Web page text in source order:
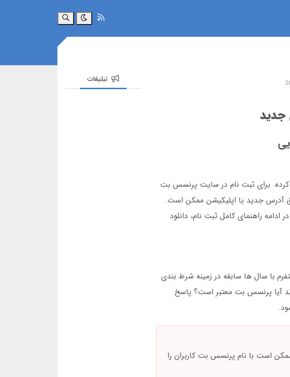
جستجو
است که از سال 1395 فعالیت خود را آغاز کرده. برای ثبت نام در سایت پرنسس بت
آدرس جدید یا اپلیکیشن ممکن است.
راهنمای کامل ثبت نام، دانلود
با سال ها سابقه در زمینه شرط بندی
اند آیا پرنسس بت معتبر است؟ پاسخ
است با نام پرنسس بت کاربران را
تبلیغات